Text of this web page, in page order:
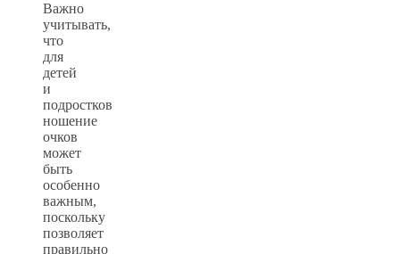
Важно
учитывать,
что
для
детей
и
подростков
ношение
очков
может
быть
особенно
важным,
поскольку
позволяет
правильно